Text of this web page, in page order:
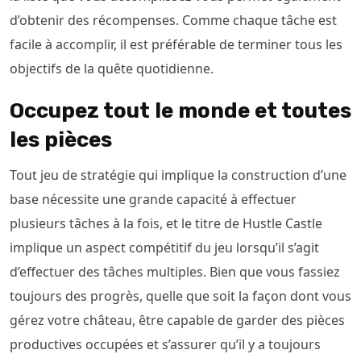
d’obtenir des récompenses. Comme chaque tâche est
facile à accomplir, il est préférable de terminer tous les
objectifs de la quête quotidienne.
Occupez tout le monde et toutes
les pièces
Tout jeu de stratégie qui implique la construction d’une
base nécessite une grande capacité à effectuer
plusieurs tâches à la fois, et le titre de Hustle Castle
implique un aspect compétitif du jeu lorsqu’il s’agit
d’effectuer des tâches multiples. Bien que vous fassiez
toujours des progrès, quelle que soit la façon dont vous
gérez votre château, être capable de garder des pièces
productives occupées et s’assurer qu’il y a toujours